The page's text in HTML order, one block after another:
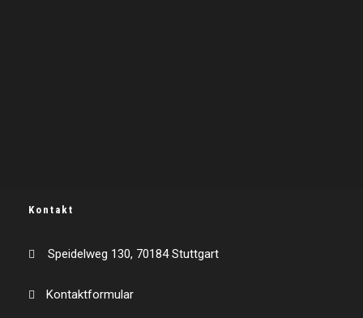
Kontakt
Speidelweg 130, 70184 Stuttgart
Kontaktformular